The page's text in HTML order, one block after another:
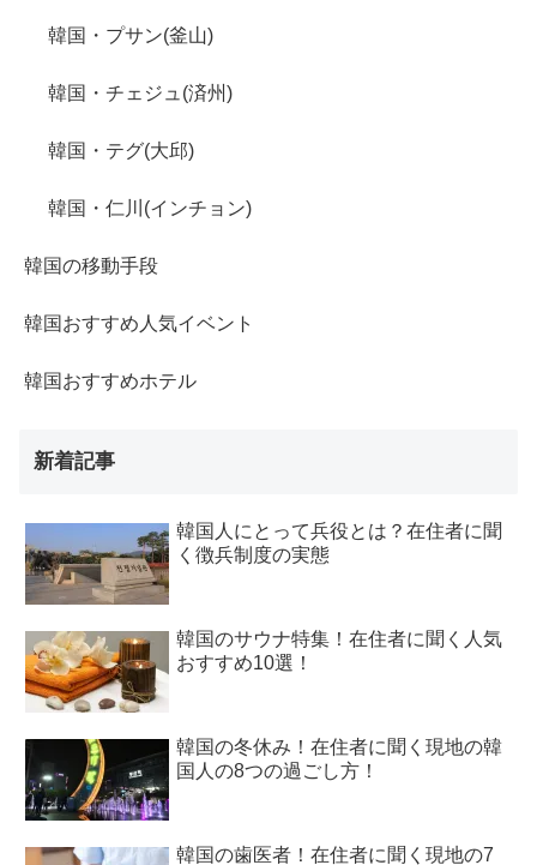
韓国・プサン(釜山)
韓国・チェジュ(済州)
韓国・テグ(大邱)
韓国・仁川(インチョン)
韓国の移動手段
韓国おすすめ人気イベント
韓国おすすめホテル
新着記事
韓国人にとって兵役とは？在住者に聞
く徴兵制度の実態
韓国のサウナ特集！在住者に聞く人気
おすすめ10選！
韓国の冬休み！在住者に聞く現地の韓
国人の8つの過ごし方！
韓国の歯医者！在住者に聞く現地の7